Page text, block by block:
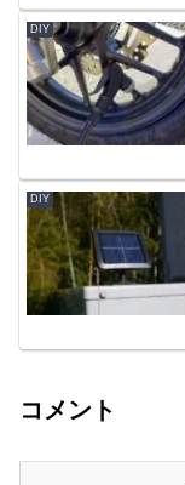
DIY
DIY
コメント